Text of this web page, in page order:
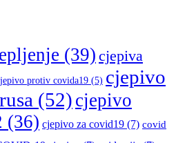
(39) cjepiva
protiv covida19 (5) cjepivo
(52) cjepivo
(36) cjepivo za covid19 (7) covid